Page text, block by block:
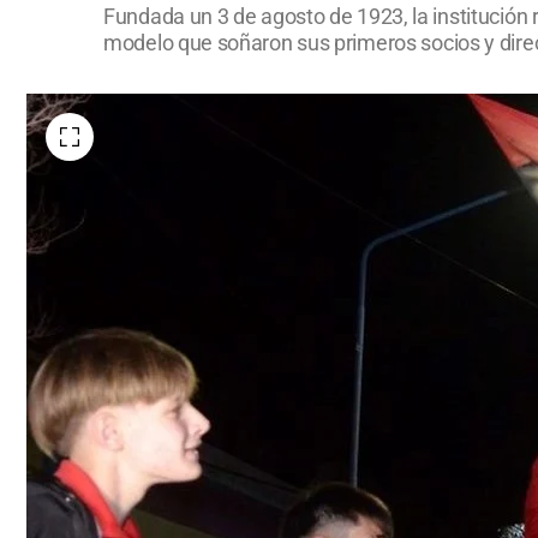
Fundada un 3 de agosto de 1923, la
modelo que soñaron sus primeros socios y